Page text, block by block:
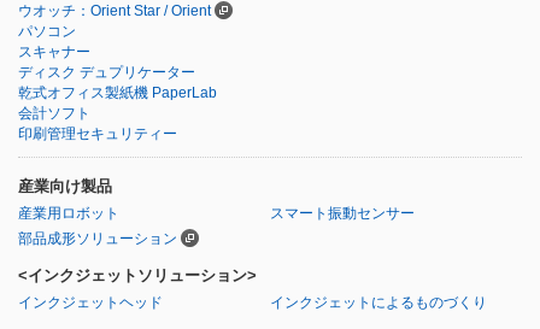
ウオッチ：Orient Star / Orient
パソコン
スキャナー
ディスク デュプリケーター
乾式オフィス製紙機 PaperLab
会計ソフト
印刷管理セキュリティー
産業向け製品
産業用ロボット
スマート振動センサー
部品成形ソリューション
<インクジェットソリューション>
インクジェットヘッド インクジェットによるものづくり